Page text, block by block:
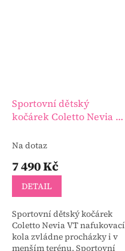
Sportovní dětský
kočárek Coletto Nevia VT
Na dotaz
7 490 Kč
DETAIL
Sportovní dětský kočárek
Coletto Nevia VT nafukovací
kola zvládne procházky i v
menším terénu. Sportovní